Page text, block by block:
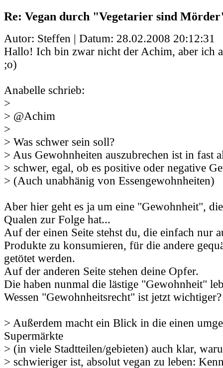
Re: Vegan durch "Vegetarier sind
Autor: Steffen | Datum: 28.02.2008 20:12:31
Hallo! Ich bin zwar nicht der Achim, aber ich
;o)
Anabelle schrieb:
>
> @Achim
>
> Was schwer sein soll?
> Aus Gewohnheiten auszubrechen ist in fast
> schwer, egal, ob es positive oder negative
> (Auch unabhänig von Essengewohnheiten)
Aber hier geht es ja um eine "Gewohnheit",
Qualen zur Folge hat...
Auf der einen Seite stehst du, die einfach nur
Produkte zu konsumieren, für die andere
getötet werden.
Auf der anderen Seite stehen deine Opfer.
Die haben nunmal die lästige "Gewohnheit"
Wessen "Gewohnheitsrecht" ist jetzt wichtiger?
> Außerdem macht ein Blick in die einen
Supermärkte
> (in viele Stadtteilen/gebieten) auch klar,
> schwieriger ist, absolut vegan zu leben: